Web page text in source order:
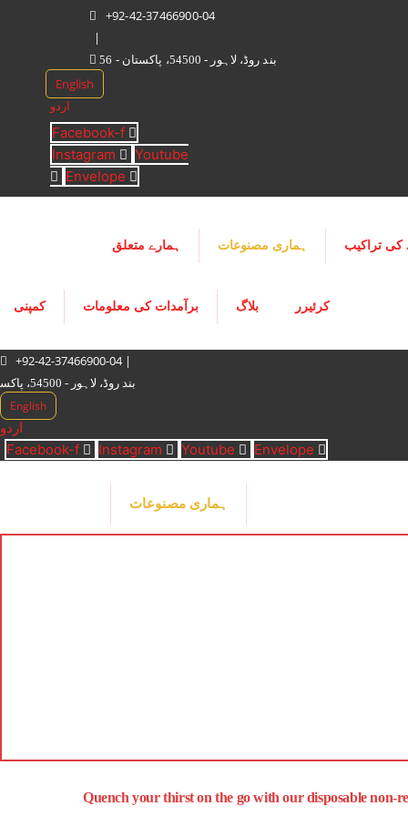
+92-42-37466900-04
|
56 - بند روڈ، لاہور - 54500، پاکستان
English
اردو
Facebook-f
Instagram
Youtube
Envelope
ہمارے متعلق ہماری مصنوعات کی تراکیب
کمپنی برآمدات کی معلومات بلاگ کرئیرر
+92-42-37466900-04 |
56 - بند روڈ، لاہور - 54500، پاکستان
English
اردو
Facebook-f Instagram Youtube Envelope
ہماری مصنوعات
Quench your thirst on the go with our disposable